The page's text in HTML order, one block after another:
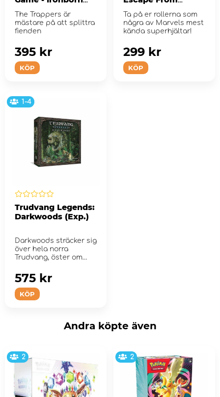
The Trappers är
mästare på att splittra
fienden
KÖP
395 kr
Ta på er rollerna som
några av Marvels mest
kända superhjältar!
KÖP
299 kr
1-4
Trudvang Legends:
Darkwoods (Exp.)
Darkwoods sträcker sig
över hela norra
Trudvang, öster om
KÖP
575 kr
Andra köpte även
2 2